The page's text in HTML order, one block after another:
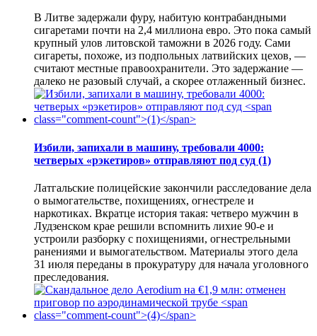
В Литве задержали фуру, набитую контрабандными
сигаретами почти на 2,4 миллиона евро. Это пока самый
крупный улов литовской таможни в 2026 году. Сами
сигареты, похоже, из подпольных латвийских цехов, —
считают местные правоохранители. Это задержание —
далеко не разовый случай, а скорее отлаженный бизнес.
Избили, запихали в машину, требовали 4000:
четверых «рэкетиров» отправляют под суд (1)
Латгальские полицейские закончили расследование дела
о вымогательстве, похищениях, огнестреле и
наркотиках. Вкратце история такая: четверо мужчин в
Лудзенском крае решили вспомнить лихие 90-е и
устроили разборку с похищениями, огнестрельными
ранениями и вымогательством. Материалы этого дела
31 июля переданы в прокуратуру для начала уголовного
преследования.